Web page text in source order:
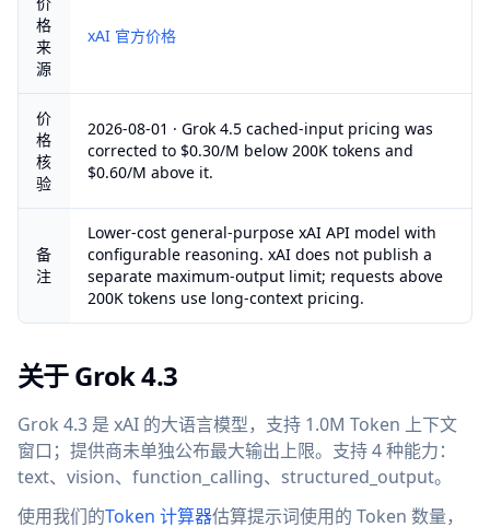
格
来
源
xAI 官方价格
价
格
核
验
2026-08-01 · Grok 4.5 cached-input pricing was
corrected to $0.30/M below 200K tokens and
$0.60/M above it.
备
注
Lower-cost general-purpose xAI API model with
configurable reasoning. xAI does not publish a
separate maximum-output limit; requests above
200K tokens use long-context pricing.
关于 Grok 4.3
Grok 4.3 是 xAI 的大语言模型，支持 1.0M Token 上下文
窗口；提供商未单独公布最大输出上限。支持 4 种能力：
text、vision、function_calling、structured_output。
使用我们的Token 计算器估算提示词使用的 Token 数量，